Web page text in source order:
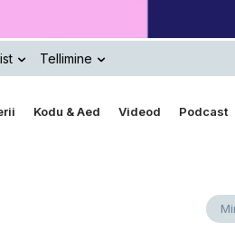
Tellimine
Kodu & Aed Videod Podcast